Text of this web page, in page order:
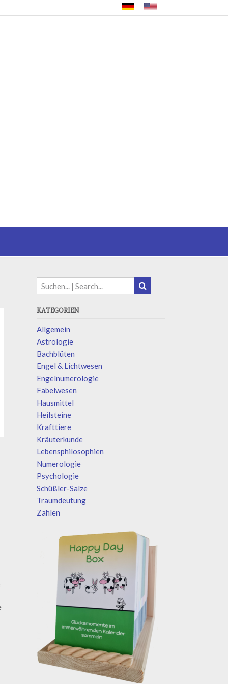
KATEGORIEN
Allgemein
Astrologie
Bachblüten
Engel & Lichtwesen
Engelnumerologie
Fabelwesen
Hausmittel
Heilsteine
Krafttiere
Kräuterkunde
Lebensphilosophien
Numerologie
Psychologie
Schüßler-Salze
Traumdeutung
Zahlen